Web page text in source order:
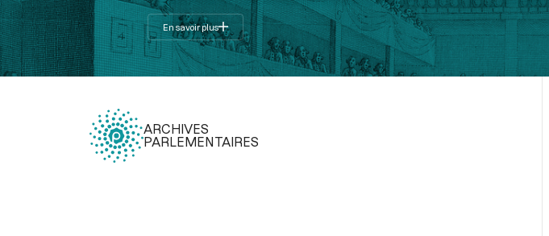
En savoir plus
ARCHIVES
PARLEMENTAIRES